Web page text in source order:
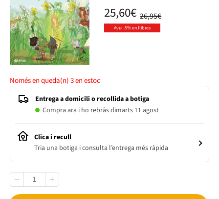
26,95€
25,60€
Avui -5% en llibres
Només en queda(n)3en estoc
Entrega a domicili o recollida a botiga
Compra ara i ho rebràs dimarts 11 agost
Clica i recull
Tria una botiga i consulta l’entrega més ràpida